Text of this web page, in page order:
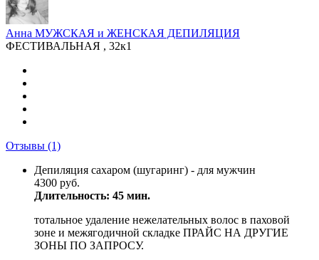
Анна МУЖСКАЯ и ЖЕНСКАЯ ДЕПИЛЯЦИЯ
ФЕСТИВАЛЬНАЯ , 32к1
Отзывы (1)
Депиляция сахаром (шугаринг) - для мужчин
4300 руб.
Длительность: 45 мин.
тотальное удаление нежелательных волос в паховой
зоне и межягодичной складке ПРАЙС НА ДРУГИЕ
ЗОНЫ ПО ЗАПРОСУ.